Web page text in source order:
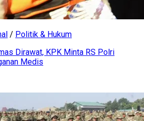
/ Politik & Hukum
Dirawat, KPK Minta RS Polri
Medis